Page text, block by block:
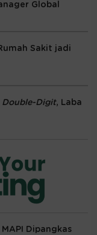
Global
Sakit jadi
Double-Digit, Laba
Dipangkas